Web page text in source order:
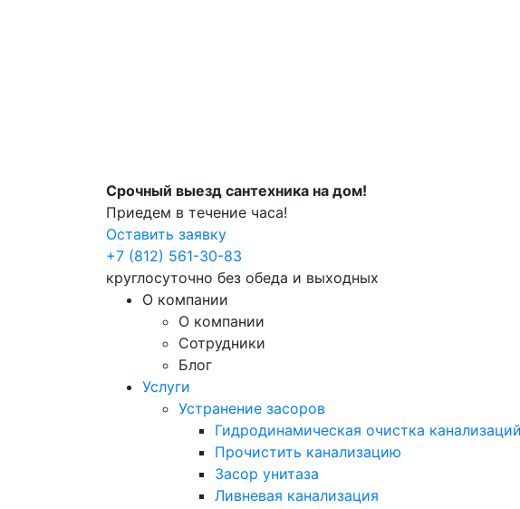
Срочный выезд сантехника на дом!
Приедем в течение часа!
Оставить заявку
+7 (812) 561-30-83
круглосуточно без обеда и выходных
О компании
О компании
Сотрудники
Блог
Услуги
Устранение засоров
Гидродинамическая очистка канализаций
Прочистить канализацию
Засор унитаза
Ливневая канализация